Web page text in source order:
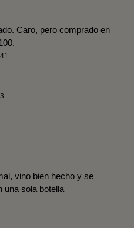
Caro, pero comprado en
vino bien hecho y se
una sola botella